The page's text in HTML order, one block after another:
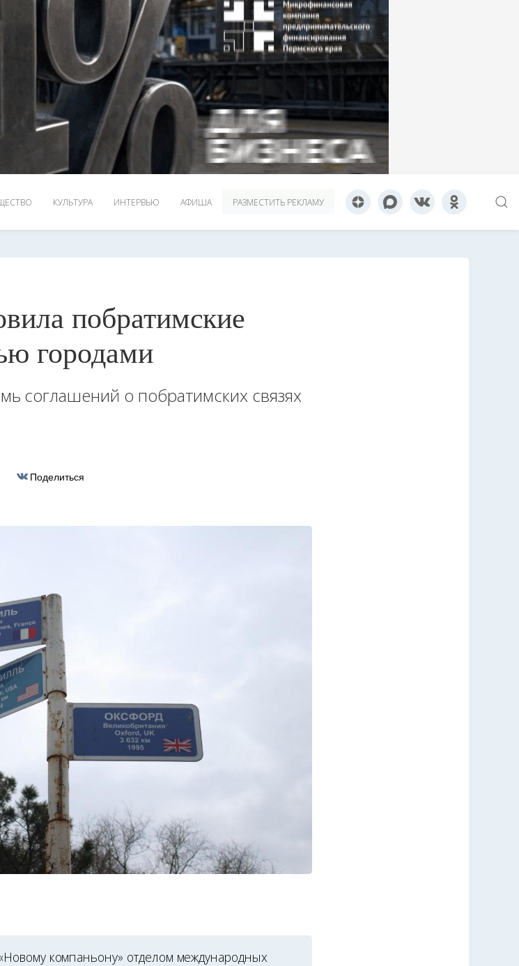
КУЛЬТУРА ИНТЕРВЬЮ АФИША РАЗМЕСТИТЬ РЕКЛАМУ
побратимские
городами
соглашений о побратимских связях
Поделиться
компаньону» отделом международных